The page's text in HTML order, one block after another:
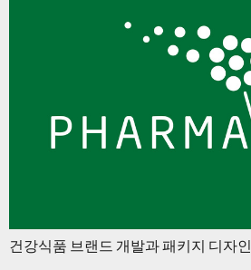
건강식품 브랜드 개발과 패키지 디자인